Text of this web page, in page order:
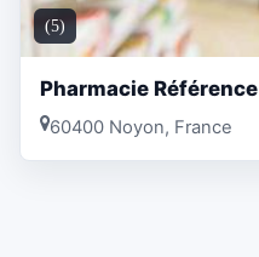
(5)
Pharmacie Référence
60400 Noyon, France